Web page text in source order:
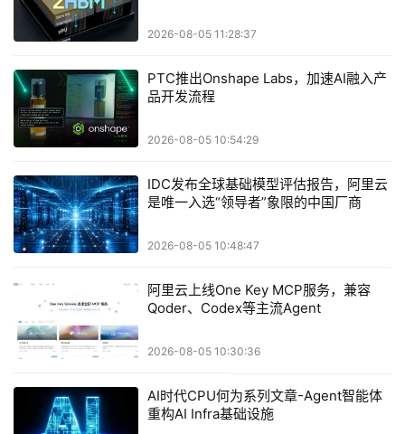
2026-08-05 11:28:37
PTC推出Onshape Labs，加速AI融入产
品开发流程
2026-08-05 10:54:29
IDC发布全球基础模型评估报告，阿里云
是唯一入选“领导者”象限的中国厂商
2026-08-05 10:48:47
阿里云上线One Key MCP服务，兼容
Qoder、Codex等主流Agent
2026-08-05 10:30:36
AI时代CPU何为系列文章-Agent智能体
重构AI Infra基础设施